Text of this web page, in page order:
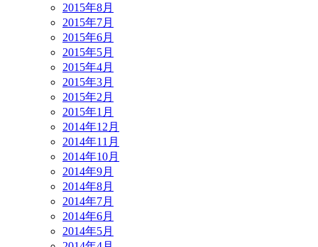
2015年8月
2015年7月
2015年6月
2015年5月
2015年4月
2015年3月
2015年2月
2015年1月
2014年12月
2014年11月
2014年10月
2014年9月
2014年8月
2014年7月
2014年6月
2014年5月